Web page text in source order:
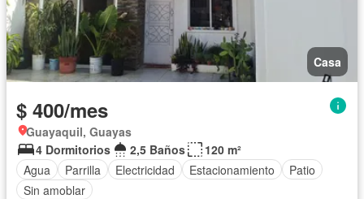
Casa
$ 400/mes
Guayaquil, Guayas
4 Dormitorios
2,5 Baños
120 m²
Agua
Parrilla Electricidad Estacionamiento
Patio
Sin amoblar